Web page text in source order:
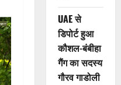
UAE से
डिपोर्ट हुआ
कौशल-बंबीहा
गैंग का सदस्य
गौरव गाडोली